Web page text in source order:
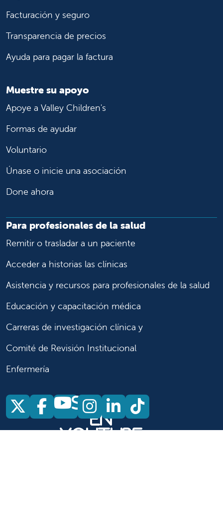
Facturación y seguro
Transparencia de precios
Ayuda para pagar la factura
Muestre su apoyo
Apoye a Valley Children's
Formas de ayudar
Voluntario
Únase o inicie una asociación
Done ahora
Para profesionales de la salud
Remitir o trasladar a un paciente
Acceder a historias las clínicas
Asistencia y recursos para profesionales de la salud
Educación y capacitación médica
Carreras de investigación clínica y
Comité de Revisión Institucional
Enfermería
Síganos en X
Síganos en Facebook
Síganos
en
YouTube
Síganos en
Síganos en
Síganos